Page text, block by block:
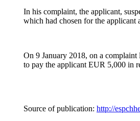
In his complaint, the applicant,
which had chosen for the applicant
On 9 January 2018, on a
to pay the applicant EUR 5,000 in
Source of publication: http://